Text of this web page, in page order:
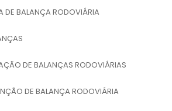
e garantir a precisão dos
dados de pesagem.
DE BALANÇA RODOVIÁRIA
DE BALANÇAS RODOVIÁRIAS
DE BALANÇA RODOVIÁRIA